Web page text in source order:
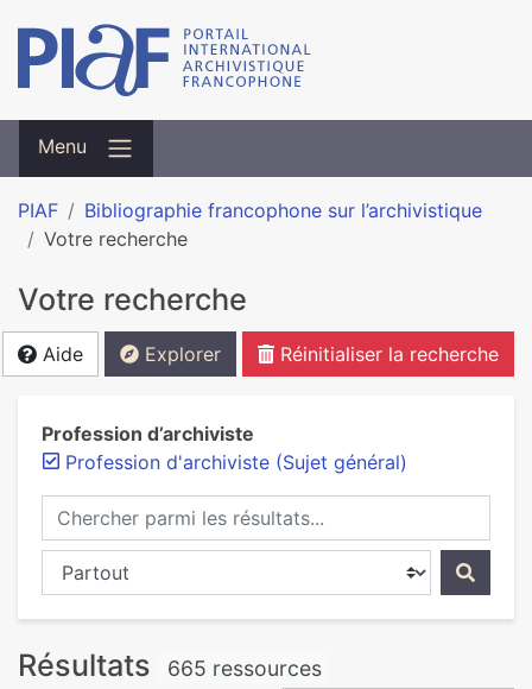
Menu
PIAF
Bibliographie francophone sur l’archivistique
Votre recherche
Votre recherche
Aide Explorer Réinitialiser la recherche
Profession d’archiviste
Profession d'archiviste (Sujet général)
Chercher parmi les résultats...
Chercher dans...
Résultats 665 ressources